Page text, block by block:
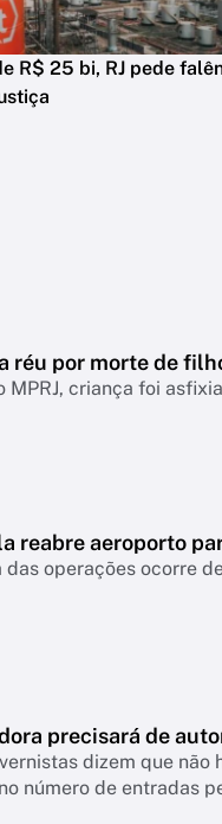
R$ 25 bi, RJ pede
réu por morte de
MPRJ, criança foi
reabre aeroporto
das operações ocorre
precisará de
dizem que não
número de entradas